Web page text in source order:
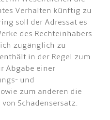
Verhalten künftig zu
soll der Adressat es
des Rechteinhabers
zugänglich zu
in der Regel zum
Abgabe einer
und
zum anderen die
Schadensersatz.